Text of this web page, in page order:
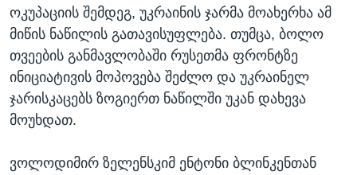
ოკუპაციის შემდეგ, უკრაინის ჯარმა მოახერხა ამ
მიწის ნაწილის გათავისუფლება. თუმცა, ბოლო
თვეების განმავლობაში რუსეთმა ფრონტზე
ინიციატივის მოპოვება შეძლო და უკრაინელ
ჯარისკაცებს ზოგიერთ ნაწილში უკან დახევა
მოუხდათ.
ვოლოდიმირ ზელენსკიმ ენტონი ბლინკენთან